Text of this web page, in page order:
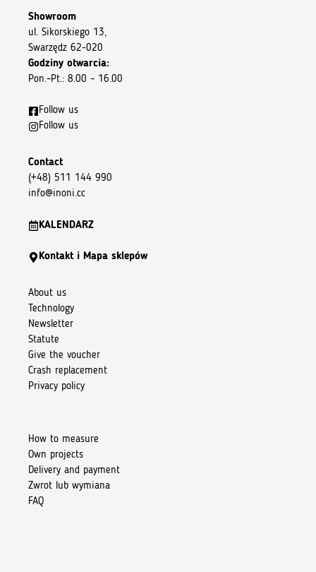
Showroom
ul. Sikorskiego 13,
Swarzędz 62-020
Godziny otwarcia:
Pon.–Pt.: 8.00 – 16.00
Follow us
Follow us
Contact
(+48) 511 144 990
info@inoni.cc
KALENDARZ
Kontakt i Mapa sklepów
About us
Technology
Newsletter
Statute
Give the voucher
Crash replacement
Privacy policy
How to measure
Own projects
Delivery and payment
Zwrot lub wymiana
FAQ